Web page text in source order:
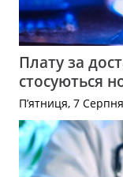
Плату за
стосуються
П’ятниця, 7